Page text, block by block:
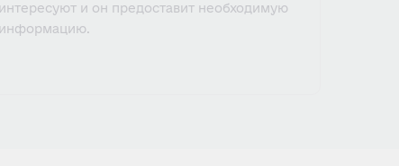
интересуют и он предоставит необходимую
информацию.